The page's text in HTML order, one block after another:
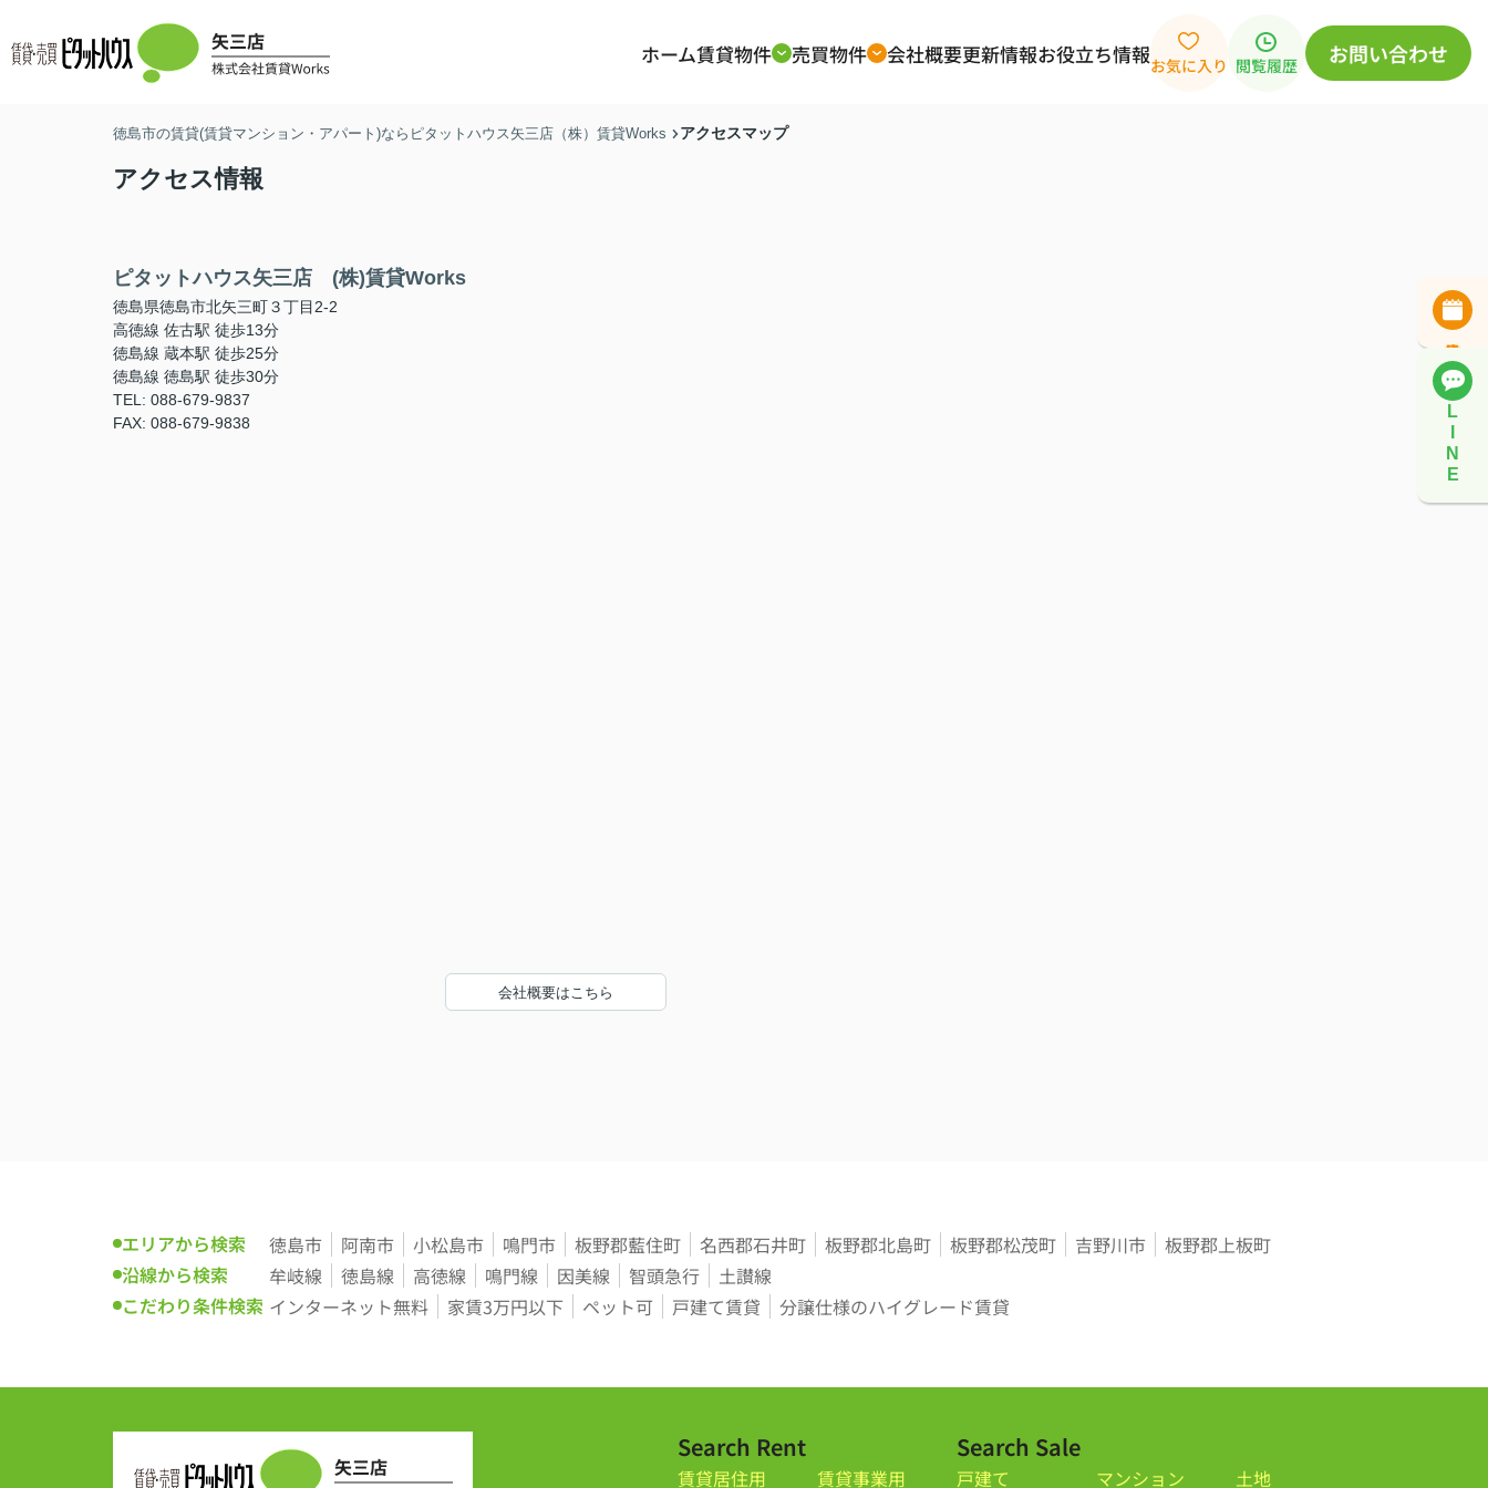
ホーム賃貸物件 売買物件 会社概要更新情報お役立ち情報お気に入り 閲覧履歴 お問い合わせ
L
N
E
徳島市の賃貸(賃貸マンション・アパート)ならピタットハウス矢三店（株）賃貸Works アクセスマップ
アクセス情報
ピタットハウス矢三店 (株)賃貸Works
徳島県徳島市北矢三町３丁目2-2
高徳線 佐古駅 徒歩13分
徳島線 蔵本駅 徒歩25分
徳島線 徳島駅 徒歩30分
TEL: 088-679-9837
FAX: 088-679-9838
会社概要はこちら
エリアから検索 徳島市 阿南市 小松島市 鳴門市 板野郡藍住町 名西郡石井町 板野郡北島町 板野郡松茂町 吉野川市
板野郡上板町
沿線から検索
牟岐線 徳島線 高徳線 鳴門線 因美線 智頭急行
土讃線
こだわり条件検索 インターネット無料 家賃3万円以下 ペット可 戸建て賃貸 分譲仕様のハイグレード賃貸
Search Rent
賃貸居住用 賃貸事業用
Search Sale
戸建て マンション 土地